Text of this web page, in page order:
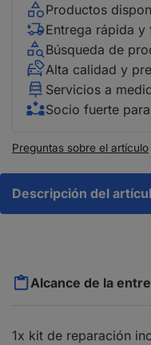
Productos
Entrega rápida y
Búsqueda de
Alta calidad y
Servicios a
Socio fuerte
Preguntas sobre el artículo
Descripción del
Alcance de la
1x kit de reparación